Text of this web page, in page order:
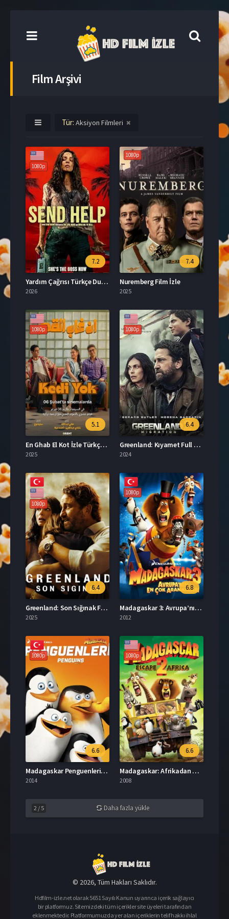
Film Arşivi
Tür: Aksiyon Filmleri
1080p
7.2
Yardım Çağrısı Türkçe Dublaj İzle
2026
1080p
7.4
Nuremberg Film İzle
2025
1080p
5.1
En Ghab El Kot İzle Türkçe Dublaj
2025
1080p
6.4
Greenland: Kıyamet Full HD İzle
2024
1080p
6.4
Greenland: Son Sığınak Full İzle
2025
1080p
6.8
Madagaskar 3: Avrupa’nın En Çok Arananlar Türkçe Dublaj İzle
2012
1080p
6.6
Madagaskar Penguenleri Türkçe Dublaj İzle
2014
1080p
6.6
Madagaskar: Afrikadan Kaçış İzle
2008
2 / 5 Daha fazla yükle
© 2026, Tüm Hakları Saklıdır.
Hdfilm-izle.net olarak 5651 Sayılı Kanun uyarınca içerik sağlayıcı
bir platformuz. Sitemizdeki tüm içerikler site üyeleri tarafından
eklenmektedir. Platformumuzda yer alan içeriklerin telif hakkı ihlal